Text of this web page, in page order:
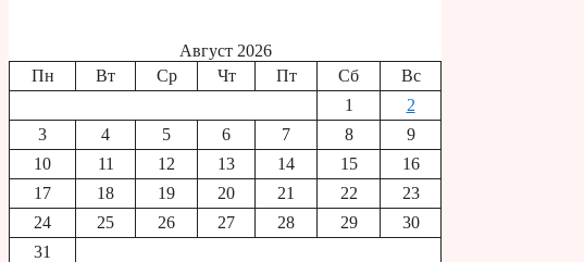
Август 2026
Пн
Вт Ср Чт Пт Сб
Вс
1
2
3
4 5 6 7 8
9
10
11 12 13 14 15
16
17
18 19 20 21 22
23
24
25 26 27 28 29
30
31